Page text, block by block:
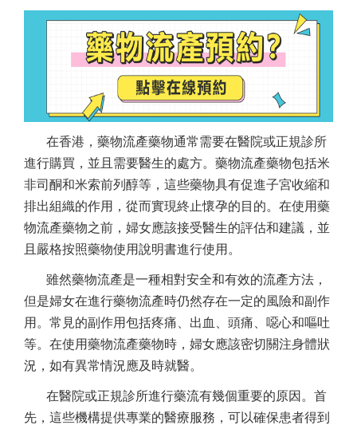
在香港，藥物流產藥物通常需要在醫院或正規診所
進行購買，並且需要醫生的處方。藥物流產藥物包括米
非司酮和米索前列醇等，這些藥物具有促進子宮收縮和
排出組織的作用，從而實現終止懷孕的目的。在使用藥
物流產藥物之前，婦女應該接受醫生的評估和建議，並
且嚴格按照藥物使用說明書進行使用。
雖然藥物流產是一種相對安全和有效的流產方法，
但是婦女在進行藥物流產時仍然存在一定的風險和副作
用。常見的副作用包括疼痛、出血、頭痛、噁心和嘔吐
等。在使用藥物流產藥物時，婦女應該密切關注身體狀
況，如有異常情況應及時就醫。
在醫院或正規診所進行藥流有幾個重要的原因。首
先，這些機構提供專業的醫療服務，可以確保患者得到